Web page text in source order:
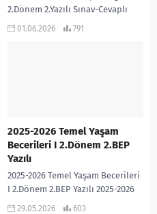
2.Dönem 2.Yazılı Sınav-Cevaplı
Hanife Saraç PÜRÇEK
01.06.2026 791
2025-2026 Temel Yaşam
Becerileri I 2.Dönem 2.BEP
Yazılı
2025-2026 Temel Yaşam Becerileri
I 2.Dönem 2.BEP Yazılı 2025-2026
Temel Yaşam Becerileri I dersi
29.05.2026 603